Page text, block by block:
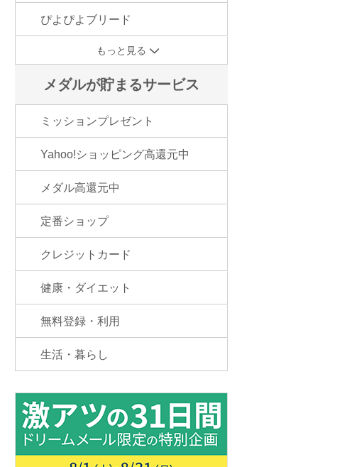
ぴよぴよブリード
もっと見る
メダルが貯まるサービス
ミッションプレゼント
Yahoo!ショッピング高還元中
メダル高還元中
定番ショップ
クレジットカード
健康・ダイエット
無料登録・利用
生活・暮らし